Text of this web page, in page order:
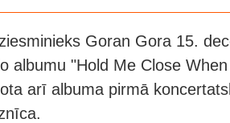
Goran Gora 15.
albumu "Hold Me Close
arī albuma pirmā